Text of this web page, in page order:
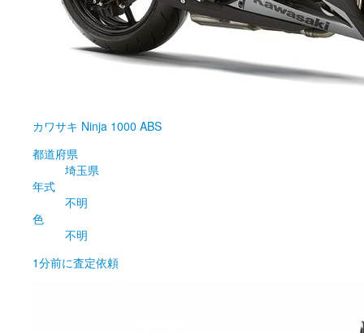
カワサキ Ninja 1000 ABS
都道府県
埼玉県
年式
不明
色
不明
1分前に査定依頼